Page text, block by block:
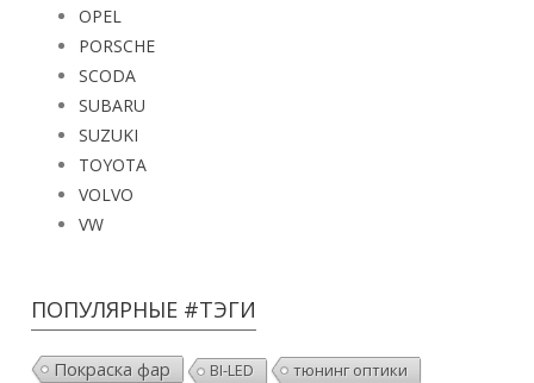
OPEL
PORSCHE
SCODA
SUBARU
SUZUKI
TOYOTA
VOLVO
VW
ПОПУЛЯРНЫЕ #ТЭГИ
Покраска фар BI-LED тюнинг оптики